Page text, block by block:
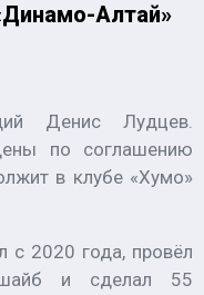
Алтай»
Денис Лудцев.
по соглашению
в клубе «Хумо»
с 2020 года, провёл
и сделал 55